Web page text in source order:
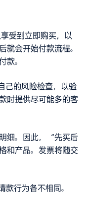
受到立即购买，以
就会开始付款流程。
款。
己的风险检查，以验
时提供尽可能多的客
细。因此，“先买后
和产品。发票将随交
款行为各不相同。